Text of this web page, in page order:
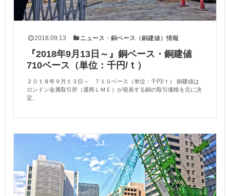
2018.09.13 ニュース ・銅ベース（銅建値）情報
『2018年9月13日～』銅ベース・銅建値
710ベース（単位：千円/ｔ）
２０１８年９月１３日～ ７１０ベース（単位：千円/ｔ） 銅建値は
ロンドン金属取引所（通商ＬＭＥ）が発表する銅の取引価格を元に決
定。